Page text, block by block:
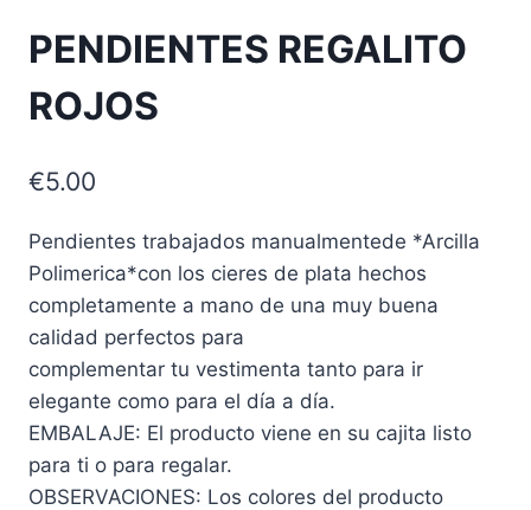
PENDIENTES REGALITO
ROJOS
€5.00
Pendientes trabajados manualmentede *Arcilla
Polimerica*con los cieres de plata hechos
completamente a mano de una muy buena
calidad perfectos para
complementar tu vestimenta tanto para ir
elegante como para el día a día.
EMBALAJE: El producto viene en su cajita listo
para ti o para regalar.
OBSERVACIONES: Los colores del producto